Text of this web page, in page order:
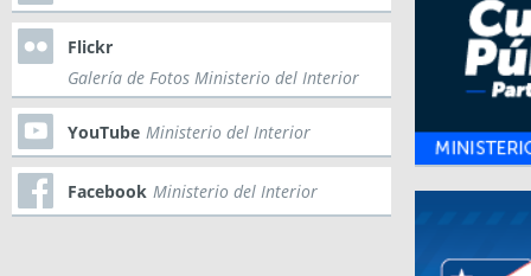
Flickr
Galería de Fotos Ministerio del Interior
YouTube Ministerio del Interior
Facebook Ministerio del Interior